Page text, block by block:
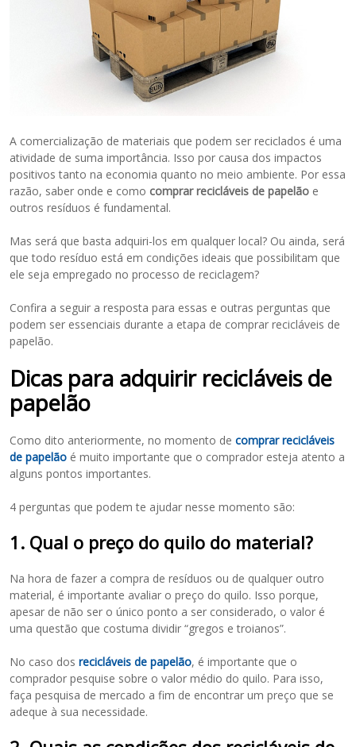
A comercialização de materiais que podem ser reciclados é uma
atividade de suma importância. Isso por causa dos impactos
positivos tanto na economia quanto no meio ambiente. Por essa
razão, saber onde e como comprar recicláveis de papelão e
outros resíduos é fundamental.
Mas será que basta adquiri-los em qualquer local? Ou ainda, será
que todo resíduo está em condições ideais que possibilitam que
ele seja empregado no processo de reciclagem?
Confira a seguir a resposta para essas e outras perguntas que
podem ser essenciais durante a etapa de comprar recicláveis de
papelão.
Dicas para adquirir recicláveis de
papelão
Como dito anteriormente, no momento decomprar recicláveis
de papelão é muito importante que o comprador esteja atento a
alguns pontos importantes.
4 perguntas que podem te ajudar nesse momento são:
1. Qual o preço do quilo do material?
Na hora de fazer a compra de resíduos ou de qualquer outro
material, é importante avaliar o preço do quilo. Isso porque,
apesar de não ser o único ponto a ser considerado, o valor é
uma questão que costuma dividir “gregos e troianos”.
No caso dosrecicláveis de papelão, é importante que o
comprador pesquise sobre o valor médio do quilo. Para isso,
faça pesquisa de mercado a fim de encontrar um preço que se
adeque à sua necessidade.